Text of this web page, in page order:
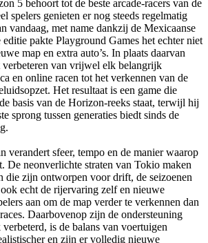
5 behoort tot de beste arcade-racers van de
spelers genieten er nog steeds regelmatig
vandaag, met name dankzij de Mexicaanse
pakte Playground Games het echter niet
map en extra auto’s. In plaats daarvan
verbeteren van vrijwel elk belangrijk
en online racen tot het verkennen van de
Het resultaat is een game die
basis van de Horizon-reeks staat, terwijl hij
sprong tussen generaties biedt sinds de
verandert sfeer, tempo en de manier waarop
De neonverlichte straten van Tokio maken
die zijn ontworpen voor drift, de seizoenen
echt de rijervaring zelf en nieuwe
aan om de map verder te verkennen dan
Daarbovenop zijn de ondersteuning
is de balans van voertuigen
en zijn er volledig nieuwe